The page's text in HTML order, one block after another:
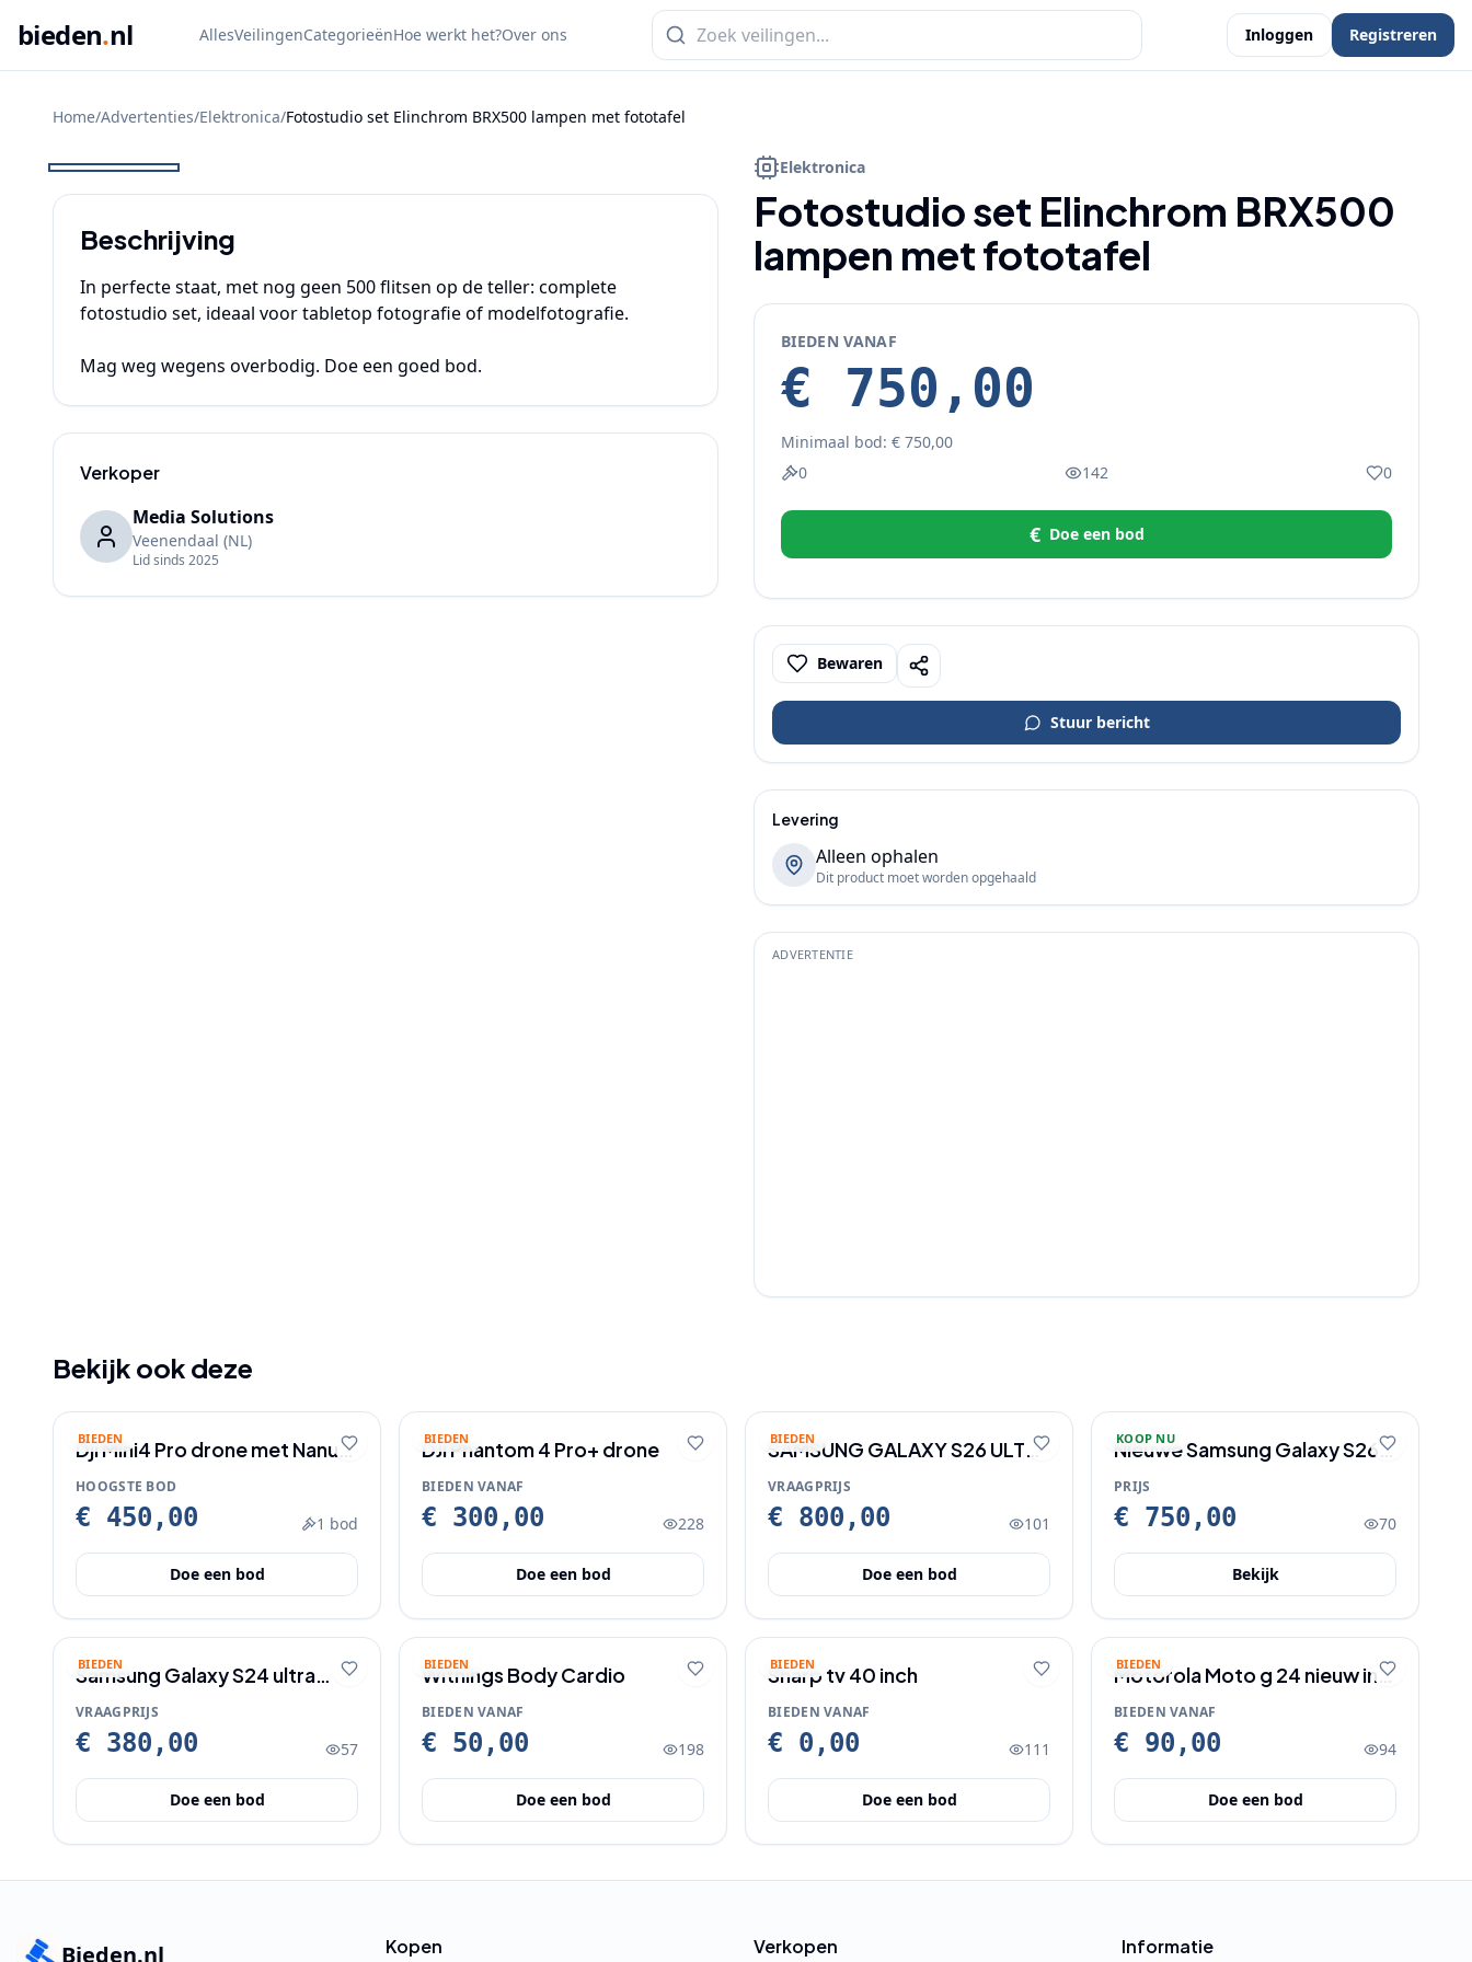
bieden.nl AllesVeilingenCategorieënHoe werkt het?Over ons Inloggen Registreren
Home/Advertenties/Elektronica/Fotostudio set Elinchrom BRX500 lampen met fototafel
1/5
Beschrijving
In perfecte staat, met nog geen 500 flitsen op de teller: complete
fotostudio set, ideaal voor tabletop fotografie of modelfotografie.
Mag weg wegens overbodig. Doe een goed bod.
Verkoper
Media Solutions
Veenendaal (NL)
Lid sinds 2025
Elektronica
Fotostudio set Elinchrom BRX500
lampen met fototafel
BIEDEN VANAF
€ 750,00
Minimaal bod: € 750,00
0
142 0
€ Doe een bod
Bewaren
Stuur bericht
Levering
Alleen ophalen
Dit product moet worden opgehaald
ADVERTENTIE
Bekijk ook deze
BIEDEN
Dji Mini4 Pro drone met Nanuk
koffer
HOOGSTE BOD
€ 450,00 1 bod
Doe een bod
BIEDEN
DJI Phantom 4 Pro+ drone
BIEDEN VANAF
€ 300,00 228
Doe een bod
BIEDEN
SAMSUNG GALAXY S26 ULTRA
( NIEUW IN VERPAKKING )
VRAAGPRIJS
€ 800,00 101
Doe een bod
KOOP NU
Nieuwe Samsung Galaxy S26
(Ongeopend in doos)
PRIJS
€ 750,00 70
Bekijk
BIEDEN
Samsung Galaxy S24 ultra
256GB
VRAAGPRIJS
€ 380,00 57
Doe een bod
BIEDEN
Withings Body Cardio
BIEDEN VANAF
€ 50,00 198
Doe een bod
BIEDEN
Sharp tv 40 inch
BIEDEN VANAF
€ 0,00 111
Doe een bod
BIEDEN
Motorola Moto g 24 nieuw in
doos.
BIEDEN VANAF
€ 90,00 94
Doe een bod
Bieden.nl Kopen Verkopen Informatie